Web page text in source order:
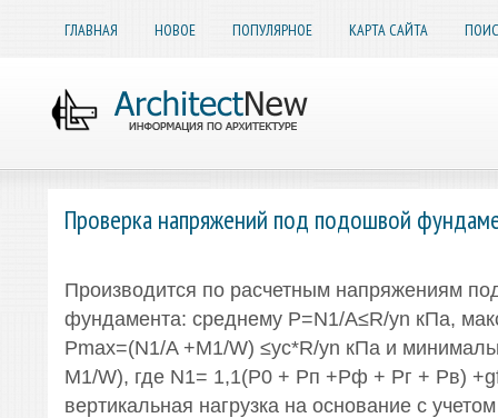
ГЛАВНАЯ НОВОЕ ПОПУЛЯРНОЕ КАРТА САЙТА
Проверка напряжений под подошвой
Производится по расчетным напряжениям
фундамента: среднему P=N1/A≤R/yn кПа,
Pmax=(N1/A +M1/W) ≤yc*R/yn кПа и
M1/W), где N1= 1,1(Р0 + Рп +Рф + Рг + Рв)
вертикальная нагрузка на основание с